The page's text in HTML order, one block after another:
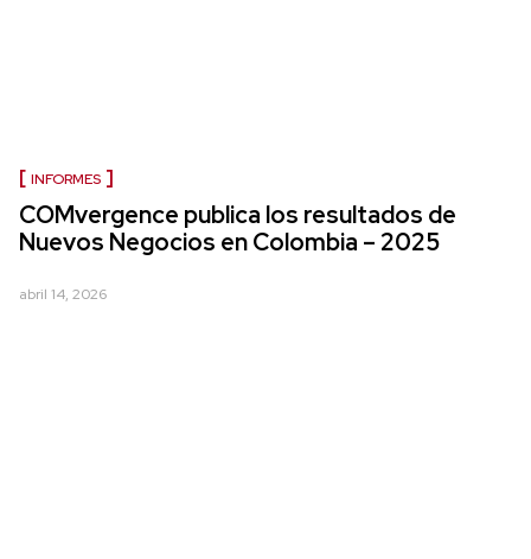
INFORMES
COMvergence publica los resultados de
Nuevos Negocios en Colombia – 2025
abril 14, 2026